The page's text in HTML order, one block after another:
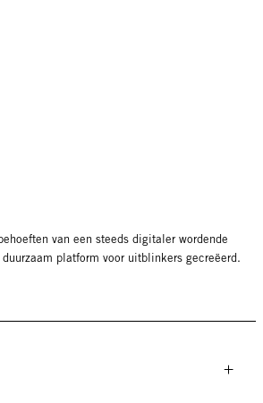
van een steeds digitaler wordende
platform voor uitblinkers gecreëerd.